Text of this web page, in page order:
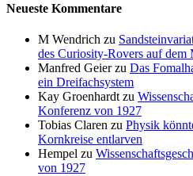
Neueste Kommentare
M Wendrich zu
des Curiosity-Rovers auf dem
Manfred Geierzu Das
ein Dreifachsystem
Kay Groenhardt zu
Konferenz von 1927
Tobias Claren zu Physik
Kornkreise entlarven
Hempel zu
von 1927